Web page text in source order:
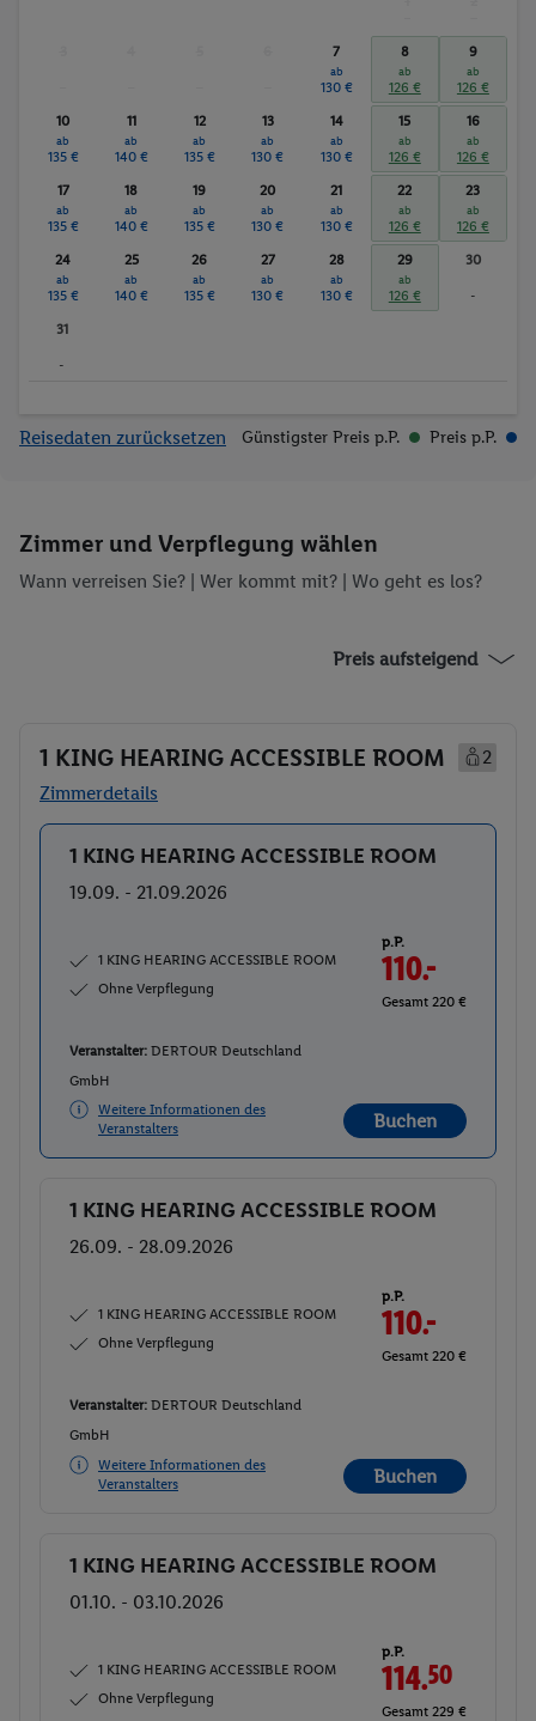
7
ab
130 €
8
ab
126 €
9
ab
126 €
10
ab
135 €
11
ab
140 €
12
ab
135 €
13
ab
130 €
14
ab
130 €
15
ab
126 €
16
ab
126 €
17
ab
135 €
18
ab
140 €
19
ab
135 €
20
ab
130 €
21
ab
130 €
22
ab
126 €
23
ab
126 €
24
ab
135 €
25
ab
140 €
26
ab
135 €
27
ab
130 €
28
ab
130 €
29
ab
126 €
30
-
31
-
Reisedaten zurücksetzen Günstigster Preis p.P. Preis p.P.
Zimmer und Verpflegung wählen
Wann verreisen Sie? | Wer kommt mit? | Wo geht es los?
Preis aufsteigend
1 KING HEARING ACCESSIBLE ROOM
2
Zimmerdetails
Buchen
1 KING HEARING ACCESSIBLE ROOM
19.09. - 21.09.2026
1 KING HEARING ACCESSIBLE ROOM
Ohne Verpflegung
p.P.
110.-
Gesamt 220 €
Veranstalter: DERTOUR Deutschland
GmbH
Weitere Informationen des
Veranstalters
Buchen
Buchen
1 KING HEARING ACCESSIBLE ROOM
26.09. - 28.09.2026
1 KING HEARING ACCESSIBLE ROOM
Ohne Verpflegung
p.P.
110.-
Gesamt 220 €
Veranstalter: DERTOUR Deutschland
GmbH
Weitere Informationen des
Veranstalters
Buchen
Buchen
1 KING HEARING ACCESSIBLE ROOM
01.10. - 03.10.2026
1 KING HEARING ACCESSIBLE ROOM
Ohne Verpflegung
p.P.
114.50
Gesamt 229 €